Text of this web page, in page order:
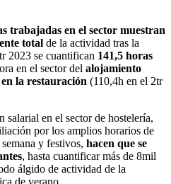
trabajadas en el sector muestran
total de la actividad tras la
2023 se cuantifican 141,5 horas
en el sector del alojamiento
en la restauración (110,4h en el 2tr
salarial en el sector de hostelería,
por los amplios horarios de
y festivos, hacen que se
, hasta cuantificar más de 8mil
álgido de actividad de la
de verano.